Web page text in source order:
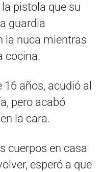
pistola que su
guardia
la nuca mientras
cocina.
años, acudió al
pero acabó
la cara.
cuerpos en casa
esperó a que